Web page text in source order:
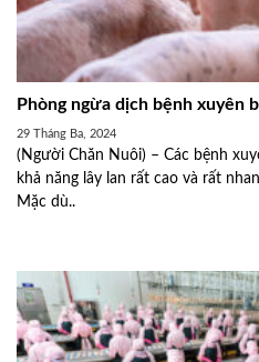
Phòng ngừa dịch bệnh xuyên
29 Tháng Ba, 2024
(Người Chăn Nuôi) – Các bệnh
khả năng lây lan rất cao và rất
Mặc dù..